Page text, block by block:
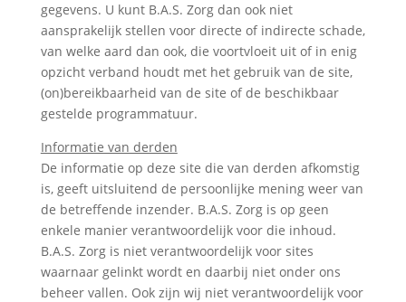
gegevens. U kunt B.A.S. Zorg dan ook niet
aansprakelijk stellen voor directe of indirecte schade,
van welke aard dan ook, die voortvloeit uit of in enig
opzicht verband houdt met het gebruik van de site,
(on)bereikbaarheid van de site of de beschikbaar
gestelde programmatuur.
Informatie van derden
De informatie op deze site die van derden afkomstig
is, geeft uitsluitend de persoonlijke mening weer van
de betreffende inzender. B.A.S. Zorg is op geen
enkele manier verantwoordelijk voor die inhoud.
B.A.S. Zorg is niet verantwoordelijk voor sites
waarnaar gelinkt wordt en daarbij niet onder ons
beheer vallen. Ook zijn wij niet verantwoordelijk voor